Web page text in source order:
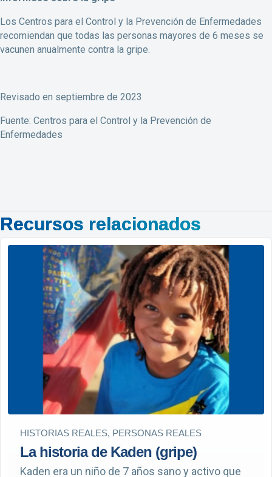
Los Centros para el Control y la Prevención de Enfermedades
recomiendan que todas las personas mayores de 6 meses se
vacunen anualmente contra la gripe.
Revisado en septiembre de 2023
Fuente: Centros para el Control y la Prevención de
Enfermedades
Recursos relacionados
HISTORIAS REALES, PERSONAS REALES
La historia de Kaden (gripe)
Kaden era un niño de 7 años sano y activo que